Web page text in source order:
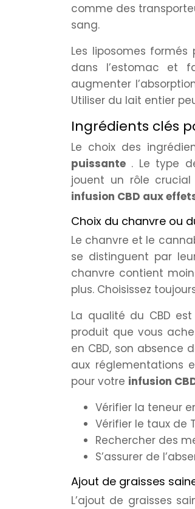
comme des
sang.
Les liposomes
dans l’estomac et
augmenter
Utiliser du lait entier
Ingrédients clés
Le choix des
puissante . Le type
jouent un rôle
infusion CBD aux
Choix du chanvre ou
Le chanvre et le
se distinguent par
chanvre contient
plus. Choisissez
La qualité du CBD
produit que vous
en CBD, son
aux réglementations
pour votre infusion
Vérifier la teneur
Vérifier le taux de
Rechercher des
S’assurer de
Ajout de graisses
L’ajout de graisses